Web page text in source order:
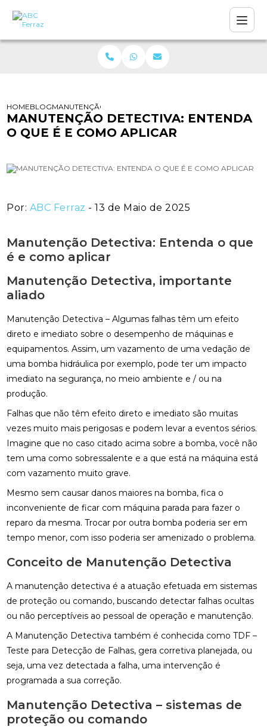
HOMEBLOGMANUTENÇÃO DETECTIVA: ENTENDA O QUE É E COMO
MANUTENÇÃO DETECTIVA: ENTENDA
O QUE É E COMO APLICAR
Por: ABC Ferraz - 13 de Maio de 2025
Manutenção Detectiva: Entenda o que
é e como aplicar
Manutenção Detectiva, importante
aliado
Manutenção Detectiva – Algumas falhas têm um efeito
direto e imediato sobre o desempenho de máquinas e
equipamentos. Assim, um vazamento de uma vedação de
uma bomba hidráulica por exemplo, pode ter um impacto
imediato na segurança, no meio ambiente e / ou na
produção.
Falhas que não têm efeito direto e imediato são muitas
vezes muito mais perigosas e podem levar a eventos sérios.
Imagine que no caso citado acima sobre a bomba, você não
tem uma como sobressalente e a que está na máquina está
com vazamento muito grave.
Mesmo sem causar danos maiores na bomba, fica o
inconveniente de ficar com máquina parada para fazer o
reparo da mesma. Trocar por outra bomba poderia ser em
tempo menor, com isso poderia ser amenizado o problema.
Conceito de Manutenção Detectiva
A manutenção detectiva é a atuação efetuada em sistemas
de proteção ou comando, buscando detectar falhas ocultas
ou não perceptíveis ao pessoal de operação e manutenção.
A Manutenção Detectiva também é conhecida como TDF –
Teste para Detecção de Falhas, gera corretiva planejada, ou
seja, uma vez detectada a falha, uma intervenção é
programada a sua correção.
Manutenção Detectiva – sistemas de
proteção ou comando